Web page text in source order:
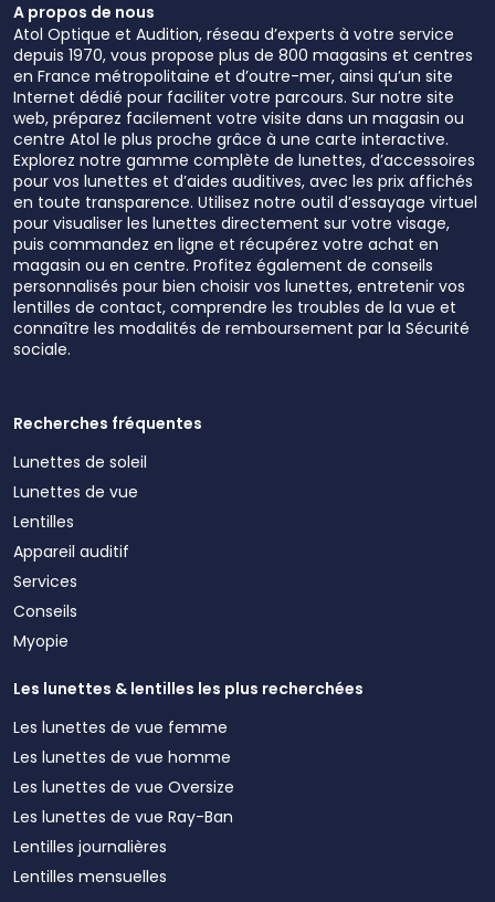
A propos de nous
Atol Optique et Audition, réseau d’experts à votre service
depuis 1970, vous propose plus de 800 magasins et centres
en France métropolitaine et d’outre-mer, ainsi qu’un site
Internet dédié pour faciliter votre parcours. Sur notre site
web, préparez facilement votre visite dans un magasin ou
centre Atol le plus proche grâce à une carte interactive.
Explorez notre gamme complète de lunettes, d’accessoires
pour vos lunettes et d’aides auditives, avec les prix affichés
en toute transparence. Utilisez notre outil d’essayage virtuel
pour visualiser les lunettes directement sur votre visage,
puis commandez en ligne et récupérez votre achat en
magasin ou en centre. Profitez également de conseils
personnalisés pour bien choisir vos lunettes, entretenir vos
lentilles de contact, comprendre les troubles de la vue et
connaître les modalités de remboursement par la Sécurité
sociale.
Recherches fréquentes
Lunettes de soleil
Lunettes de vue
Lentilles
Appareil auditif
Services
Conseils
Myopie
Les lunettes & lentilles les plus recherchées
Les lunettes de vue femme
Les lunettes de vue homme
Les lunettes de vue Oversize
Les lunettes de vue Ray-Ban
Lentilles journalières
Lentilles mensuelles